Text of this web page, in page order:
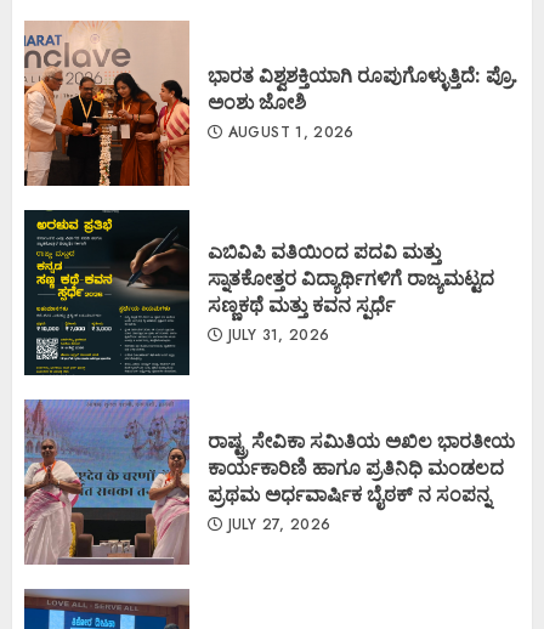
ಭಾರತ ವಿಶ್ವಶಕ್ತಿಯಾಗಿ ರೂಪುಗೊಳ್ಳುತ್ತಿದೆ: ಪ್ರೊ.
ಅಂಶು ಜೋಶಿ
AUGUST 1, 2026
ಎಬಿವಿಪಿ ವತಿಯಿಂದ ಪದವಿ ಮತ್ತು
ಸ್ನಾತಕೋತ್ತರ ವಿದ್ಯಾರ್ಥಿಗಳಿಗೆ ರಾಜ್ಯಮಟ್ಟದ
ಸಣ್ಣಕಥೆ ಮತ್ತು ಕವನ ಸ್ಪರ್ಧೆ
JULY 31, 2026
ರಾಷ್ಟ್ರ ಸೇವಿಕಾ ಸಮಿತಿಯ ಅಖಿಲ ಭಾರತೀಯ
ಕಾರ್ಯಕಾರಿಣಿ ಹಾಗೂ ಪ್ರತಿನಿಧಿ ಮಂಡಲದ
ಪ್ರಥಮ ಅರ್ಧವಾರ್ಷಿಕ ಬೈಠಕ್ ನ ಸಂಪನ್ನ
JULY 27, 2026